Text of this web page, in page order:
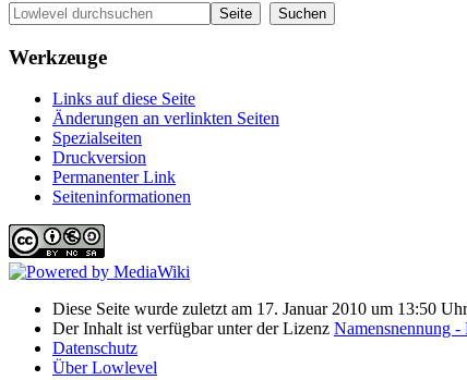
Werkzeuge
Links auf diese Seite
Änderungen an verlinkten Seiten
Spezialseiten
Druckversion
Permanenter Link
Seiten­informationen
Diese Seite wurde zuletzt am 17. Januar 2010 um 13:50
Der Inhalt ist verfügbar unter der Lizenz Namensnennung
Datenschutz
Über Lowlevel